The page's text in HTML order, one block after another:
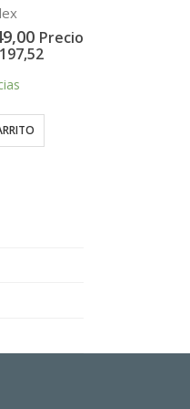
El
precio
Precio